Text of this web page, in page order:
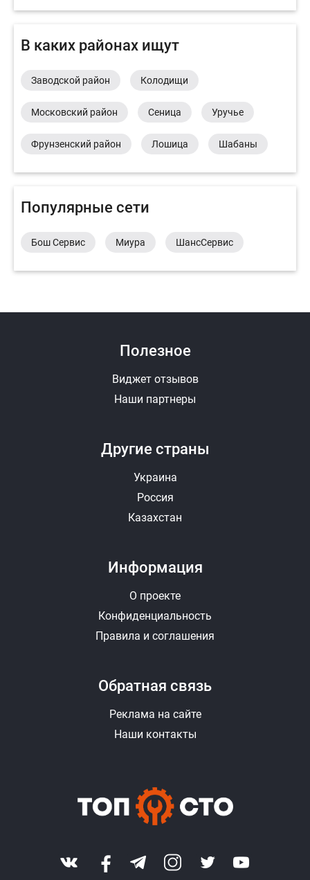
В каких районах ищут
Заводской район Колодищи
Московский район Сеница Уручье
Фрунзенский район Лошица Шабаны
Популярные сети
Бош Сервис Миура ШансСервис
Другие страны
Украина
Россия
Казахстан
Полезное
Виджет отзывов
Наши партнеры
Информация
О проекте
Конфиденциальность
Правила и соглашения
Обратная связь
Реклама на сайте
Наши контакты